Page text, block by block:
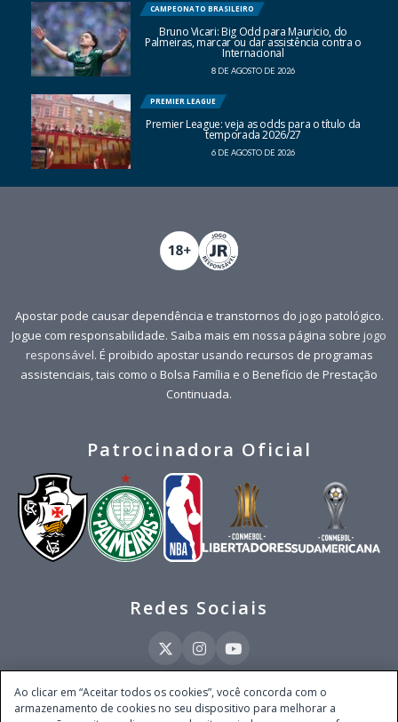
CAMPEONATO BRASILEIRO
Bruno Vicari: Big Odd para Mauricio, do
Palmeiras, marcar ou dar assistência contra o
Internacional
8 DE AGOSTO DE 2026
PREMIER LEAGUE
Premier League: veja as odds para o título da
temporada 2026/27
6 DE AGOSTO DE 2026
Apostar pode causar dependência e transtornos do jogo patológico.
Jogue com responsabilidade. Saiba mais em nossa página sobre jogo
responsável. É proibido apostar usando recursos de programas
assistenciais, tais como o Bolsa Família e o Benefício de Prestação
Continuada.
Patrocinadora Oficial
Redes Sociais
Este site é operado pela Ventmear Brasil LTDA (CNPJ 52.868.380/0001-84), com
Ao clicar em “Aceitar todos os cookies”, você concorda com o
armazenamento de cookies no seu dispositivo para melhorar a